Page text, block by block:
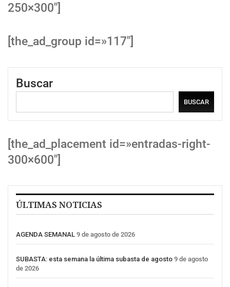
250×300″]
[the_ad_group id=»117″]
Buscar
BUSCAR
[the_ad_placement id=»entradas-right-
300×600″]
ÚLTIMAS NOTICIAS
AGENDA SEMANAL 9 de agosto de 2026
SUBASTA: esta semana la última subasta de agosto 9 de agosto
de 2026